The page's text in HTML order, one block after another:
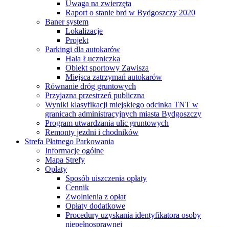
Uwaga na zwierzęta
Raport o stanie brd w Bydgoszczy 2020
Baner system
Lokalizacje
Projekt
Parkingi dla autokarów
Hala Łuczniczka
Obiekt sportowy Zawisza
Miejsca zatrzymań autokarów
Równanie dróg gruntowych
Przyjazna przestrzeń publiczna
Wyniki klasyfikacji miejskiego odcinka TNT w
granicach administracyjnych miasta Bydgoszczy
Program utwardzania ulic gruntowych
Remonty jezdni i chodników
Strefa Płatnego Parkowania
Informacje ogólne
Mapa Strefy
Opłaty
Sposób uiszczenia opłaty
Cennik
Zwolnienia z opłat
Opłaty dodatkowe
Procedury uzyskania identyfikatora osoby
niepełnosprawnej